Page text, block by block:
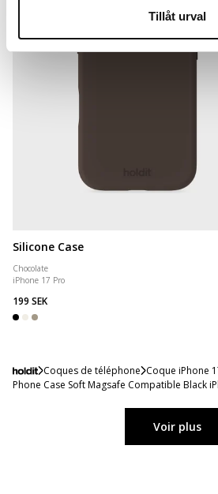
Tillåt urval
Silicone Case
Chocolate
iPhone 17 Pro
199 SEK
Coques de téléphone Coque iPhone
Phone Case Soft Magsafe Compatible Black
Voir plus